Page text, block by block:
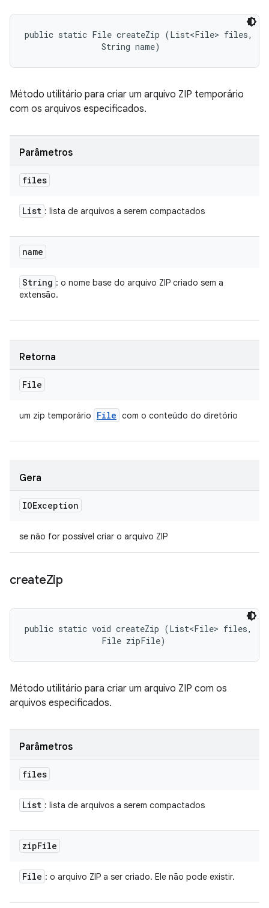
public static File createZip (List<File> files,
                String name)
Método utilitário para criar um arquivo ZIP temporário
com os arquivos especificados.
Parâmetros
files
List : lista de arquivos a serem compactados
name
String : o nome base do arquivo ZIP criado sem a
extensão.
Retorna
File
um zip temporário File com o conteúdo do diretório
Gera
IOException
se não for possível criar o arquivo ZIP
createZip
public static void createZip (List<File> files,
                File zipFile)
Método utilitário para criar um arquivo ZIP com os
arquivos especificados.
Parâmetros
files
List : lista de arquivos a serem compactados
zipFile
File : o arquivo ZIP a ser criado. Ele não pode existir.